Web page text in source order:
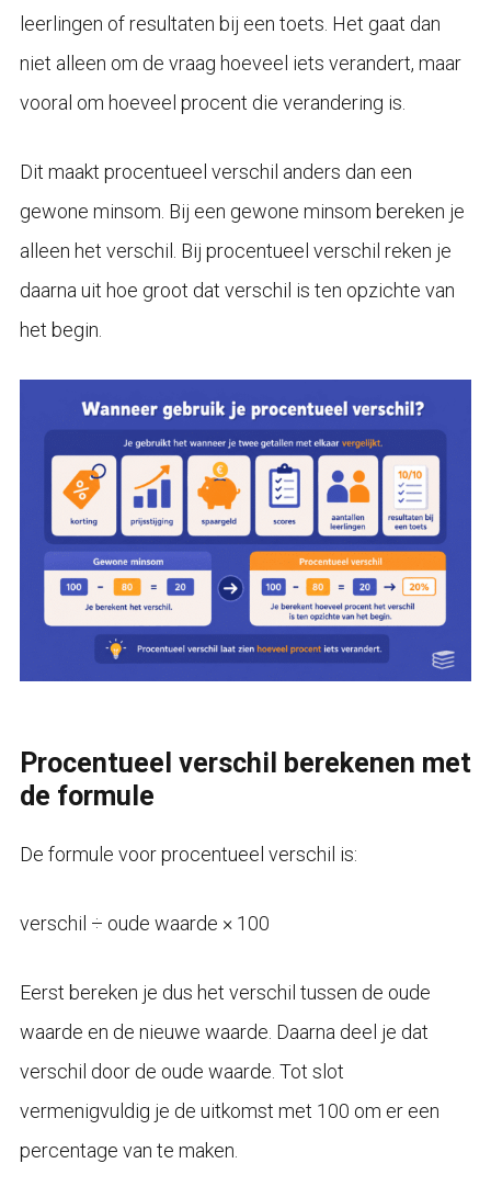
leerlingen of resultaten bij een toets. Het gaat dan
niet alleen om de vraag hoeveel iets verandert, maar
vooral om hoeveel procent die verandering is.
Dit maakt procentueel verschil anders dan een
gewone minsom. Bij een gewone minsom bereken je
alleen het verschil. Bij procentueel verschil reken je
daarna uit hoe groot dat verschil is ten opzichte van
het begin.
Procentueel verschil berekenen met
de formule
De formule voor procentueel verschil is:
verschil ÷ oude waarde × 100
Eerst bereken je dus het verschil tussen de oude
waarde en de nieuwe waarde. Daarna deel je dat
verschil door de oude waarde. Tot slot
vermenigvuldig je de uitkomst met 100 om er een
percentage van te maken.